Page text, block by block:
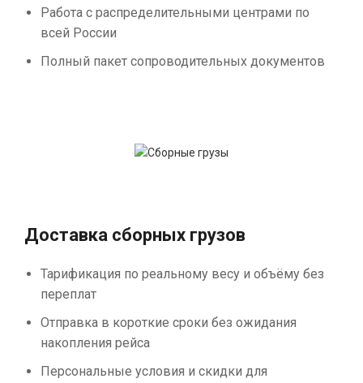
Работа с распределительными центрами по
всей России
Полный пакет сопроводительных документов
Доставка сборных грузов
Тарификация по реальному весу и объёму без
переплат
Отправка в короткие сроки без ожидания
накопления рейса
Персональные условия и скидки для